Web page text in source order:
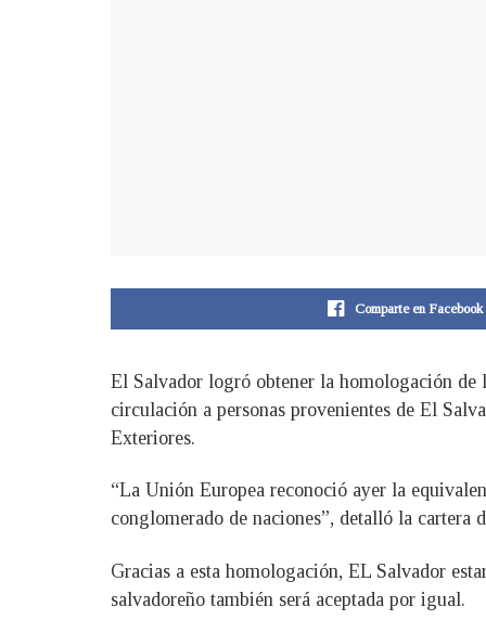
Comparte en Facebook
El Salvador logró obtener la homologación
circulación a personas provenientes de El
Exteriores.
“La Unión Europea reconoció ayer la
conglomerado de naciones”, detalló la cartera
Gracias a esta homologación, EL Salvador
salvadoreño también será aceptada por igual.